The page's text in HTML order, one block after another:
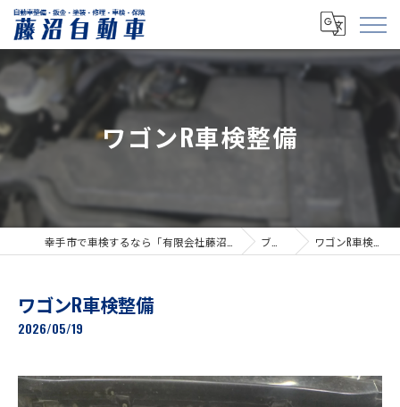
ワゴンR車検整備
ブログ ワゴンR車検整備
ワゴンR車検整備
2026/05/19